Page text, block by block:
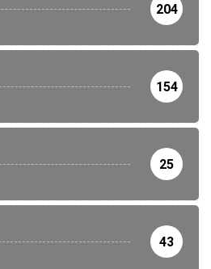
204
154
25
43